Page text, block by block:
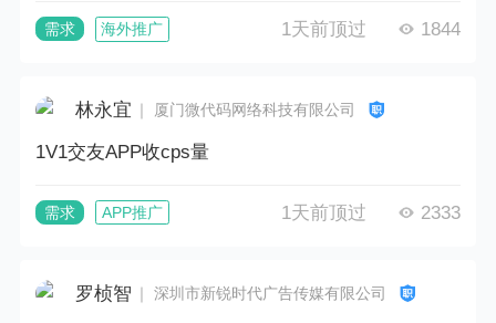
需求 海外推广 1天前顶过 1844
林永宜 ｜ 厦门微代码网络科技有限公司
1V1交友APP收cps量
需求 APP推广 1天前顶过 2333
罗桢智 ｜ 深圳市新锐时代广告传媒有限公司